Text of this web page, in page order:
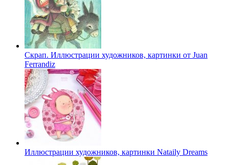
Скрап. Иллюстрации художников, картинки от Juan
Ferrandiz
Иллюстрации художников, картинки Nataily Dreams